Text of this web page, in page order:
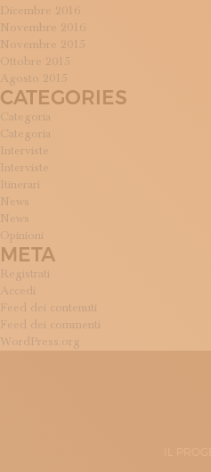
Dicembre 2016
Novembre 2016
Novembre 2015
Ottobre 2015
Agosto 2015
CATEGORIES
Categoria
Categoria
Interviste
Interviste
Itinerari
News
News
Opinioni
META
Registrati
Accedi
Feed dei contenuti
Feed dei commenti
WordPress.org